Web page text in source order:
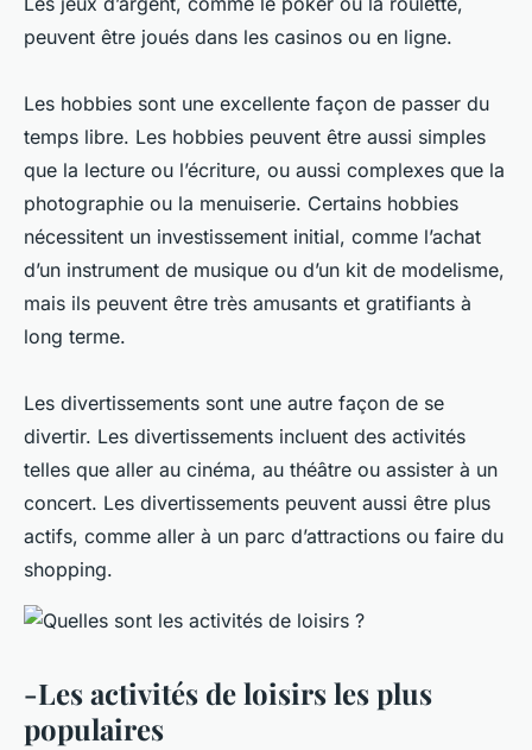
peuvent être joués dans les casinos ou en ligne.
Les hobbies sont une excellente façon de passer du
temps libre. Les hobbies peuvent être aussi simples
que la lecture ou l’écriture, ou aussi complexes que la
photographie ou la menuiserie. Certains hobbies
nécessitent un investissement initial, comme l’achat
d’un instrument de musique ou d’un kit de modelisme,
mais ils peuvent être très amusants et gratifiants à
long terme.
Les divertissements sont une autre façon de se
divertir. Les divertissements incluent des activités
telles que aller au cinéma, au théâtre ou assister à un
concert. Les divertissements peuvent aussi être plus
actifs, comme aller à un parc d’attractions ou faire du
shopping.
-Les activités de loisirs les plus
populaires